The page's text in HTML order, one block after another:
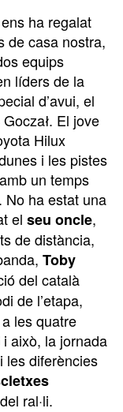
ha regalat
de casa nostra,
equips
líders de la
d’avui, el
El jove
Hilux
i les pistes
un temps
No ha estat una
el seu oncle,
de distància,
Toby
del català
de l’etapa,
les quatre
això, la jornada
les diferències
ral·li.